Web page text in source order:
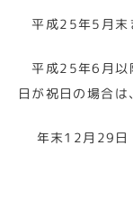
平成25年5月
平成25年6月
日が祝日の場合は
年末12月29日